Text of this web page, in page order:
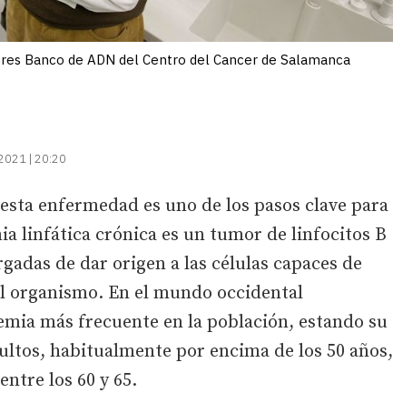
Banco de ADN del Centro del Cancer de Salamanca
| 20:20
enfermedad es uno de los pasos clave para
linfática crónica es un tumor de linfocitos B
de dar origen a las células capaces de
En el mundo occidental
más frecuente en la población, estando su
habitualmente por encima de los 50 años,
los 60 y 65.